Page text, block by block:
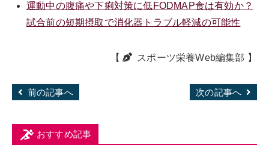
運動中の腹痛や下痢対策に低FODMAP食は有効か？
試合前の短期摂取で消化器トラブル軽減の可能性
【 スポーツ栄養Web編集部 】
前の記事へ 次の記事へ
おすすめ記事